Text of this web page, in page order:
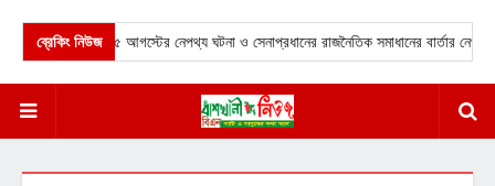
ব্রেকিং নিউজ
মৃত্যু। ★৫ আগস্টের নেপথ্য ঘটনা ও সেনাপ্রধানের রাজনৈতিক সমাধানের বার্তার নেপথ্য